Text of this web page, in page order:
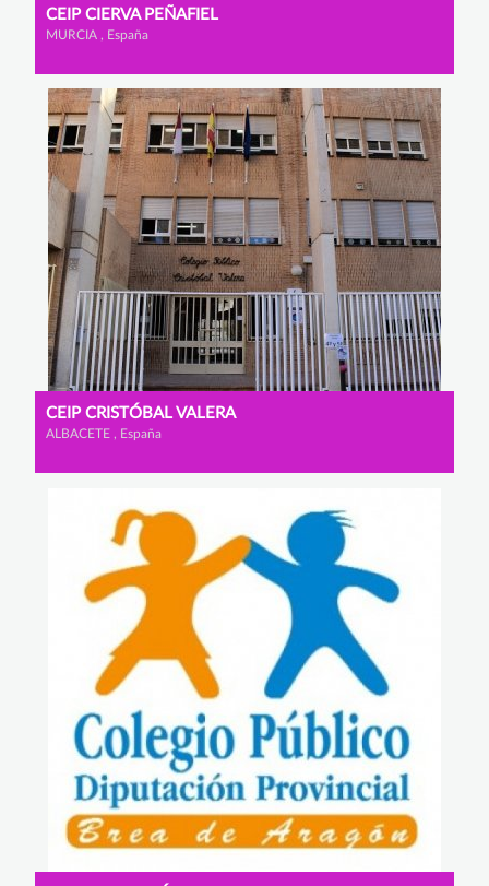
CEIP CIERVA PEÑAFIEL
MURCIA , España
CEIP CRISTÓBAL VALERA
ALBACETE , España